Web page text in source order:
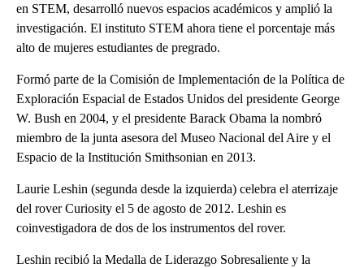
en STEM, desarrolló nuevos espacios académicos y amplió la
investigación. El instituto STEM ahora tiene el porcentaje más
alto de mujeres estudiantes de pregrado.
Formó parte de la Comisión de Implementación de la Política de
Exploración Espacial de Estados Unidos del presidente George
W. Bush en 2004, y el presidente Barack Obama la nombró
miembro de la junta asesora del Museo Nacional del Aire y el
Espacio de la Institución Smithsonian en 2013.
Laurie Leshin (segunda desde la izquierda) celebra el aterrizaje
del rover Curiosity el 5 de agosto de 2012. Leshin es
coinvestigadora de dos de los instrumentos del rover.
Leshin recibió la Medalla de Liderazgo Sobresaliente y la